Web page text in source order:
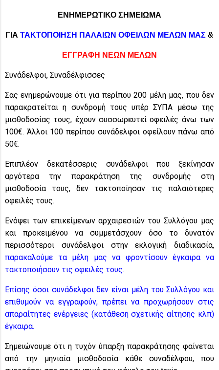
ΕΝΗΜΕΡΩΤΙΚΟ ΣΗΜΕΙΩΜΑ
ΓΙΑ ΤΑΚΤΟΠΟΙΗΣΗ ΠΑΛΑΙΩΝ ΟΦΕΙΛΩΝ ΜΕΛΩΝ ΜΑΣ &
ΕΓΓΡΑΦΗ ΝΕΩΝ ΜΕΛΩΝ
Συνάδελφοι, Συναδέλφισσες
Σας ενημερώνουμε ότι για περίπου 200 μέλη μας, που δεν
παρακρατείται η συνδρομή τους υπέρ ΣΥΠΑ μέσω της
μισθοδοσίας τους, έχουν συσσωρευτεί οφειλές άνω των
100€. Άλλοι 100 περίπου συνάδελφοι οφείλουν πάνω από
50€.
Επιπλέον δεκατέσσερις συνάδελφοι που ξεκίνησαν
αργότερα την παρακράτηση της συνδρομής στη
μισθοδοσία τους, δεν τακτοποίησαν τις παλαιότερες
οφειλές τους.
Ενόψει των επικείμενων αρχαιρεσιών του Συλλόγου μας
και προκειμένου να συμμετάσχουν όσο το δυνατόν
περισσότεροι συνάδελφοι στην εκλογική διαδικασία,
παρακαλούμε τα μέλη μας να φροντίσουν έγκαιρα να
τακτοποιήσουν τις οφειλές τους.
Επίσης όσοι συνάδελφοι δεν είναι μέλη του Συλλόγου και
επιθυμούν να εγγραφούν, πρέπει να προχωρήσουν στις
απαραίτητες ενέργειες (κατάθεση σχετικής αίτησης κλπ)
έγκαιρα.
Σημειώνουμε ότι η τυχόν ύπαρξη παρακράτησης φαίνεται
από την μηνιαία μισθοδοσία κάθε συναδέλφου, που